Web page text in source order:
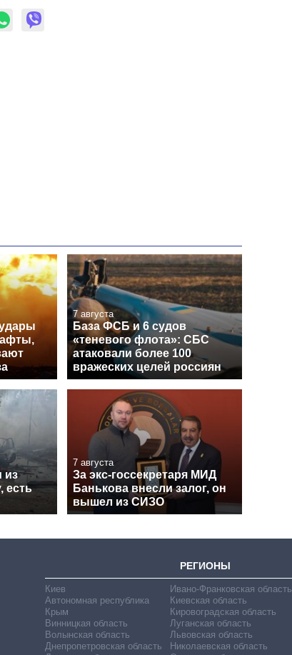
7 августа
База ФСБ и 6 судов
«теневого флота»: СБС
атаковали более 100
вражеских целей россиян
из
есть
7 августа
За экс-госсекретаря МИД
Банькова внесли залог, он
вышел из СИЗО
РЕГИОНЫ
Киев
Автономная республика
Крым
Винницкая область
Волынская область
Днепропетровская область
Ивано-Франковская область
Киевская область
Кировоградская область
Луганская область
Львовская область
Николаевская область